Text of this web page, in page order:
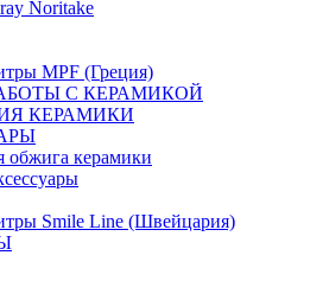
Noritake
MPF (Греция)
С КЕРАМИКОЙ
КЕРАМИКИ
обжига керамики
Smile Line (Швейцария)